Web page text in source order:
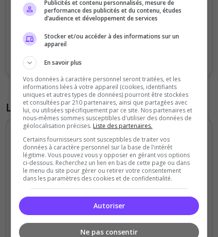
Sept Oct Nov Déc Jan Fév Mars Avr Mai Juil
Liste des avis du serveur
LesTitans67
5/5
il y a 1 mois
Qualité
Staff du serveur
Disponibilité
Publicités et contenu personnalisés, mesure de
performance des publicités et du contenu, études
d’audience et développement de services
Stocker et/ou accéder à des informations sur un
appareil
En savoir plus
Vos données à caractère personnel seront traitées, et les
informations liées à votre appareil (cookies, identifiants
uniques et autres types de données) pourront être stockées
et consultées par 210 partenaires, ainsi que partagées avec
lui, ou utilisées spécifiquement par ce site. Nos partenaires et
nous-mêmes sommes susceptibles d'utiliser des données de
géolocalisation précises. Liste des partenaires.
Certains fournisseurs sont susceptibles de traiter vos
données à caractère personnel sur la base de l'intérêt
légitime. Vous pouvez vous y opposer en gérant vos options
ci-dessous. Recherchez un lien en bas de cette page ou dans
le menu du site pour gérer ou retirer votre consentement
dans les paramètres des cookies et de confidentialité.
Autoriser
Ne pas consentir